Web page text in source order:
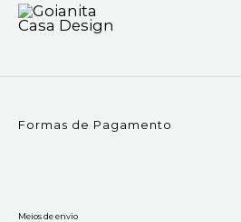
Formas de Pagamento
Meios de envio